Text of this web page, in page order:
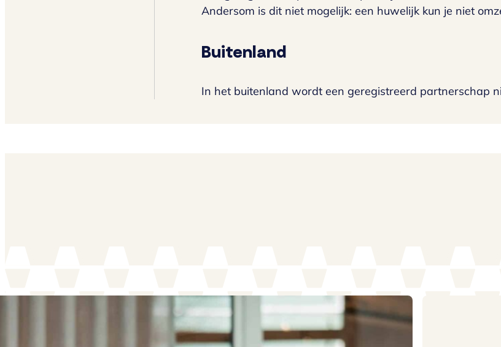
Andersom is dit niet mogelijk: een huwelijk kun je niet
Buitenland
In het buitenland wordt een geregistreerd partnerschap